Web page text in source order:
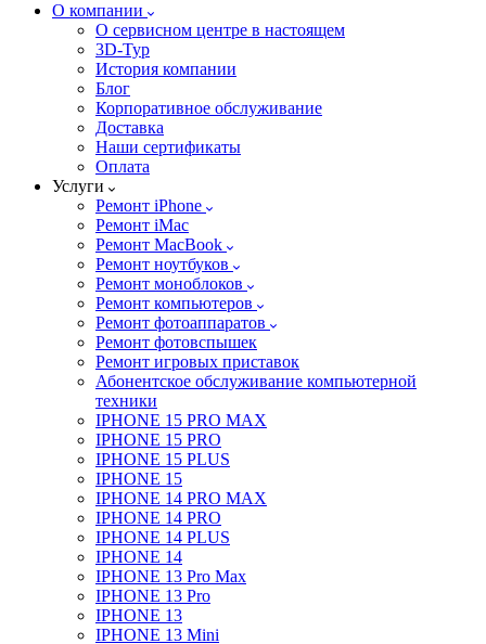
О компании
О сервисном центре в настоящем
3D-Тур
История компании
Блог
Корпоративное обслуживание
Доставка
Наши сертификаты
Оплата
Услуги
Ремонт iPhone
Ремонт iMac
Ремонт MacBook
Ремонт ноутбуков
Ремонт моноблоков
Ремонт компьютеров
Ремонт фотоаппаратов
Ремонт фотовспышек
Ремонт игровых приставок
Абонентское обслуживание компьютерной
техники
IPHONE 15 PRO MAX
IPHONE 15 PRO
IPHONE 15 PLUS
IPHONE 15
IPHONE 14 PRO MAX
IPHONE 14 PRO
IPHONE 14 PLUS
IPHONE 14
IPHONE 13 Pro Max
IPHONE 13 Pro
IPHONE 13
IPHONE 13 Mini